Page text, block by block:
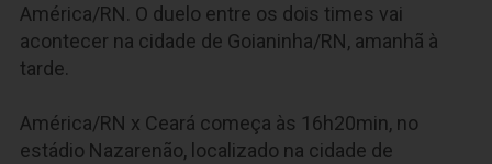
América/RN. O duelo entre os dois times vai
acontecer na cidade de Goianinha/RN, amanhã à
tarde.
América/RN x Ceará começa às 16h20min, no
estádio Nazarenão, localizado na cidade de